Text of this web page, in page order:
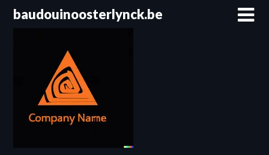
Passerbaudouinoosterlynck.be